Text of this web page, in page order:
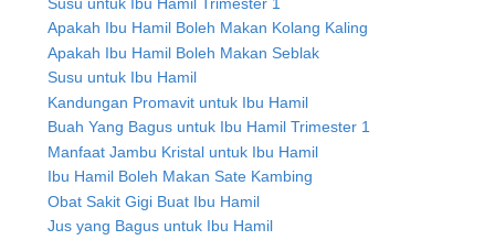
Apakah Ibu Hamil Boleh Makan Kolang Kaling
Apakah Ibu Hamil Boleh Makan Seblak
Susu untuk Ibu Hamil
Kandungan Promavit untuk Ibu Hamil
Buah Yang Bagus untuk Ibu Hamil Trimester 1
Manfaat Jambu Kristal untuk Ibu Hamil
Ibu Hamil Boleh Makan Sate Kambing
Obat Sakit Gigi Buat Ibu Hamil
Jus yang Bagus untuk Ibu Hamil